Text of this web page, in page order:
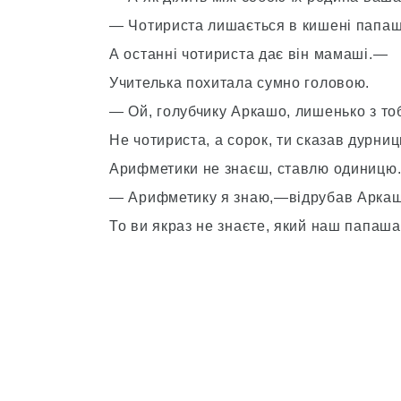
— Чотириста лишається в кишені
А останні чотириста дає він мамаші.—
Учителька похитала сумно головою.
— Ой, голубчику Аркашо, лишенько з
Не чотириста, а сорок, ти сказав
Арифметики не знаєш, ставлю одиницю.
— Арифметику я знаю,—відрубав
То ви якраз не знаєте, який наш